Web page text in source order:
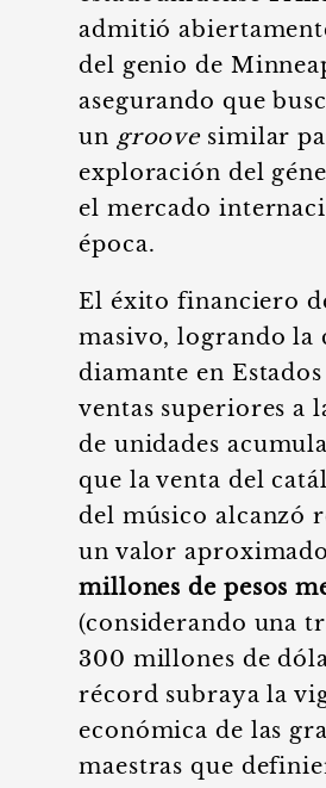
admitió
del genio de
asegurando que
un groovesimilar
exploración del
el mercado
época.
El éxito financiero
masivo, logrando la
diamante en
ventas superiores a
de unidades
que la venta del
del músico alcanzó
un valor
millones de pesos
(considerando una
300 millones de
récord subraya la
económica de las
maestras que